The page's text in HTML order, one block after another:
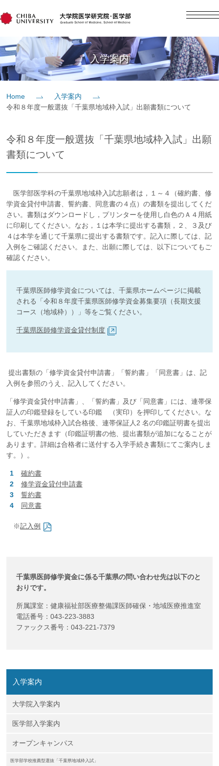
日本語
Home
研究
入学案内
社会貢献
企業の方大学院志望の方医学部志望の方卒業生の方在学生・教員の方
お問い合わせ交通アクセス
入学案内
Home
入学案内
令和８年度一般選抜「千葉県地域枠入試」出願書類について
令和８年度一般選抜「千葉県地域枠入試」出願
書類について
医学部医学科の千葉県地域枠入試志願者は，１～４（確約書、修
学資金貸付申請書、誓約書、同意書の４点）の書類を提出してくだ
さい。書類はダウンロードし，プリンターを使用し白色のＡ４用紙
に印刷してください。なお，１は本学に提出する書類，２、３及び
４は本学を通じて千葉県に提出する書類です。記入に際しては、記
入例をご確認ください。また、出願に際しては、以下についてもご
確認ください。
千葉県医師修学資金については、千葉県ホームページに掲載
される「令和８年度千葉県医師修学資金募集要項（長期支援
コース（地域枠））」等をご覧ください。
千葉県医師修学資金貸付制度
提出書類の「修学資金貸付申請書」「誓約書」「同意書」は、記
入例を参照のうえ、記入してください。
「修学資金貸付申請書」、「誓約書」及び「同意書」には、連帯保
証人の印鑑登録をしている印鑑 （実印）を押印してください。な
お、千葉県地域枠入試合格後、連帯保証人2 名の印鑑証明書を提出
していただきます（印鑑証明書の他、提出書類が追加になることが
あります。詳細は合格者に送付する入学手続き書類にてご案内しま
す。）。
確約書
修学資金貸付申請書
誓約書
同意書
※記入例
千葉県医師修学資金に係る千葉県の問い合わせ先は以下のと
おりです。
所属課室：健康福祉部医療整備課医師確保・地域医療推進室
電話番号：043-223-3883
ファックス番号：043-221-7379
入学案内
大学院入学案内
医学部入学案内
オープンキャンパス
医学部学校推薦型選抜「千葉県地域枠入試」